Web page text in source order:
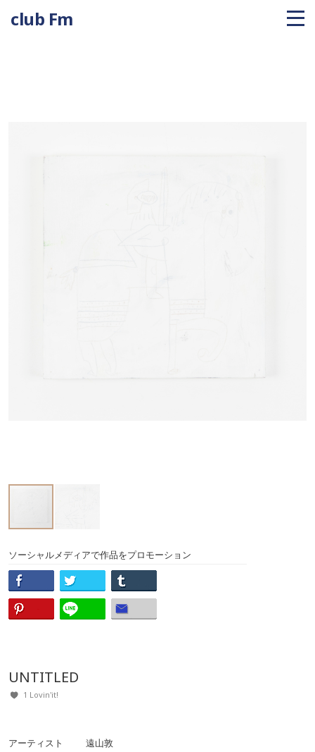
club Fm
ソーシャルメディアで作品をプロモーション
UNTITLED
1 Lovin'it!
アーティスト 遠山敦